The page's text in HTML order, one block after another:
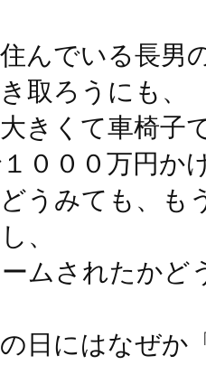
んでいる長男
取ろうにも、
きくて車椅子
０００万円か
うみても、も
、
ムされたかど
日にはなぜか